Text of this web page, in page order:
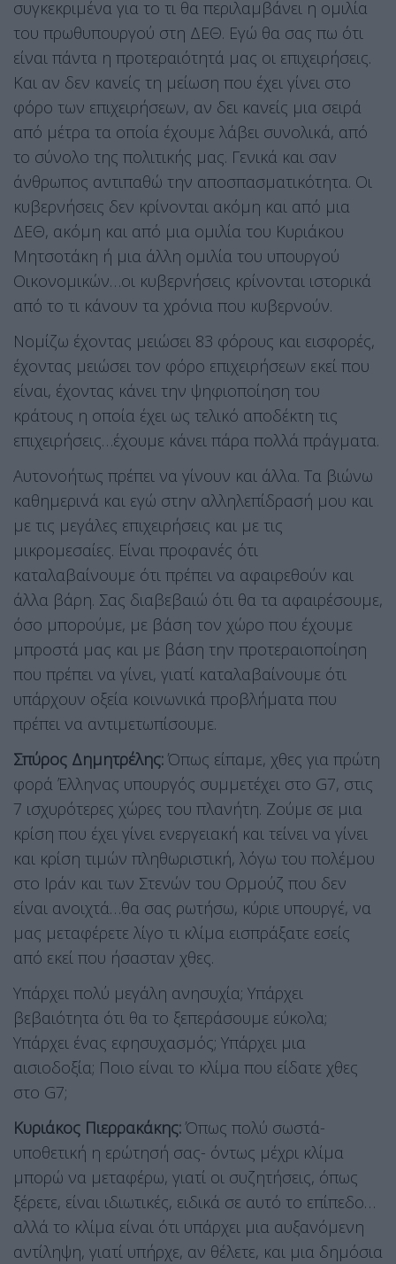
συγκεκριμένα για το τι θα περιλαμβάνει η ομιλία
του πρωθυπουργού στη ΔΕΘ. Εγώ θα σας πω ότι
είναι πάντα η προτεραιότητά μας οι επιχειρήσεις.
Και αν δεν κανείς τη μείωση που έχει γίνει στο
φόρο των επιχειρήσεων, αν δει κανείς μια σειρά
από μέτρα τα οποία έχουμε λάβει συνολικά, από
το σύνολο της πολιτικής μας. Γενικά και σαν
άνθρωπος αντιπαθώ την αποσπασματικότητα. Οι
κυβερνήσεις δεν κρίνονται ακόμη και από μια
ΔΕΘ, ακόμη και από μια ομιλία του Κυριάκου
Μητσοτάκη ή μια άλλη ομιλία του υπουργού
Οικονομικών…οι κυβερνήσεις κρίνονται ιστορικά
από το τι κάνουν τα χρόνια που κυβερνούν.
Νομίζω έχοντας μειώσει 83 φόρους και εισφορές,
έχοντας μειώσει τον φόρο επιχειρήσεων εκεί που
είναι, έχοντας κάνει την ψηφιοποίηση του
κράτους η οποία έχει ως τελικό αποδέκτη τις
επιχειρήσεις…έχουμε κάνει πάρα πολλά πράγματα.
Αυτονοήτως πρέπει να γίνουν και άλλα. Τα βιώνω
καθημερινά και εγώ στην αλληλεπίδρασή μου και
με τις μεγάλες επιχειρήσεις και με τις
μικρομεσαίες. Είναι προφανές ότι
καταλαβαίνουμε ότι πρέπει να αφαιρεθούν και
άλλα βάρη. Σας διαβεβαιώ ότι θα τα αφαιρέσουμε,
όσο μπορούμε, με βάση τον χώρο που έχουμε
μπροστά μας και με βάση την προτεραιοποίηση
που πρέπει να γίνει, γιατί καταλαβαίνουμε ότι
υπάρχουν οξεία κοινωνικά προβλήματα που
πρέπει να αντιμετωπίσουμε.
Σπύρος Δημητρέλης: Όπως είπαμε, χθες για πρώτη
φορά Έλληνας υπουργός συμμετέχει στο G7, στις
7 ισχυρότερες χώρες του πλανήτη. Ζούμε σε μια
κρίση που έχει γίνει ενεργειακή και τείνει να γίνει
και κρίση τιμών πληθωριστική, λόγω του πολέμου
στο Ιράν και των Στενών του Ορμούζ που δεν
είναι ανοιχτά…θα σας ρωτήσω, κύριε υπουργέ, να
μας μεταφέρετε λίγο τι κλίμα εισπράξατε εσείς
από εκεί που ήσασταν χθες.
Υπάρχει πολύ μεγάλη ανησυχία; Υπάρχει
βεβαιότητα ότι θα το ξεπεράσουμε εύκολα;
Υπάρχει ένας εφησυχασμός; Υπάρχει μια
αισιοδοξία; Ποιο είναι το κλίμα που είδατε χθες
στο G7;
Κυριάκος Πιερρακάκης: Όπως πολύ σωστά-
υποθετική η ερώτησή σας- όντως μέχρι κλίμα
μπορώ να μεταφέρω, γιατί οι συζητήσεις, όπως
ξέρετε, είναι ιδιωτικές, ειδικά σε αυτό το επίπεδο…
αλλά το κλίμα είναι ότι υπάρχει μια αυξανόμενη
αντίληψη, γιατί υπήρχε, αν θέλετε, και μια δημόσια